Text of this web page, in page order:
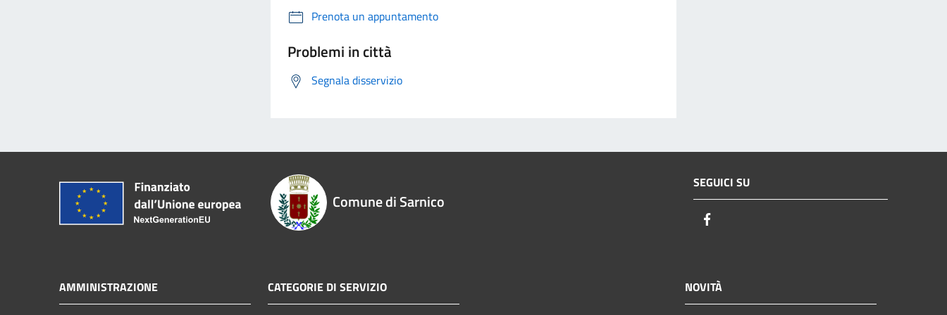
Prenota un appuntamento
Problemi in città
Segnala disservizio
Comune di Sarnico
SEGUICI SU
AMMINISTRAZIONE CATEGORIE DI SERVIZIO NOVITÀ